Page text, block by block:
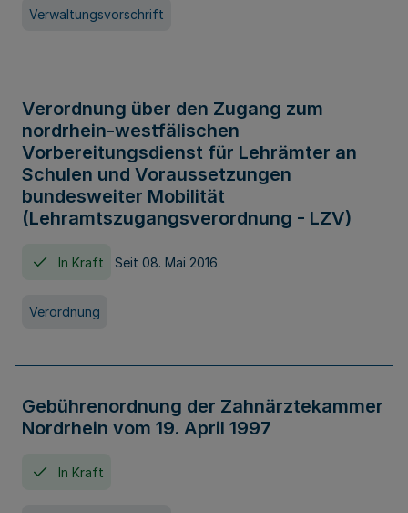
Verwaltungsvorschrift
Verordnung über den Zugang zum
nordrhein-westfälischen
Vorbereitungsdienst für Lehrämter an
Schulen und Voraussetzungen
bundesweiter Mobilität
(Lehramtszugangsverordnung - LZV)
In Kraft Seit 08. Mai 2016
Verordnung
Gebührenordnung der Zahnärztekammer
Nordrhein vom 19. April 1997
In Kraft